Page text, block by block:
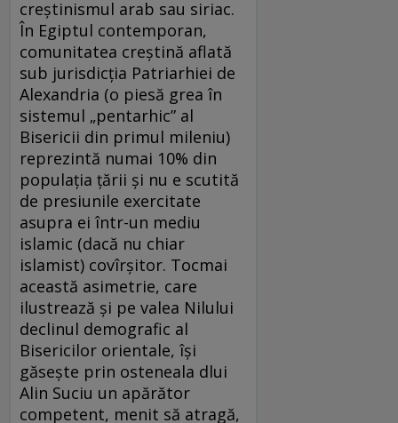
creștinismul arab sau siriac.
În Egiptul contemporan,
comunitatea creștină aflată
sub jurisdicția Patriarhiei de
Alexandria (o piesă grea în
sistemul „pentarhic” al
Bisericii din primul mileniu)
reprezintă numai 10% din
populația țării și nu e scutită
de presiunile exercitate
asupra ei într-un mediu
islamic (dacă nu chiar
islamist) covîrșitor. Tocmai
această asimetrie, care
ilustrează și pe valea Nilului
declinul demografic al
Bisericilor orientale, își
găsește prin osteneala dlui
Alin Suciu un apărător
competent, menit să atragă,